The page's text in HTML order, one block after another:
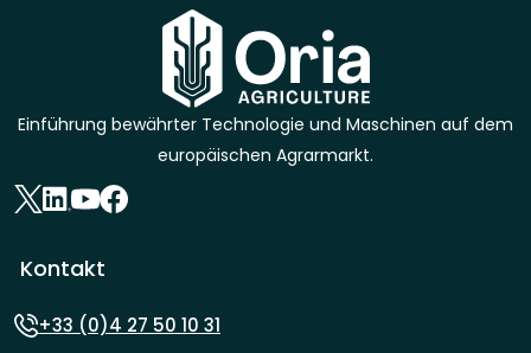
Einführung bewährter Technologie und Maschinen auf dem
europäischen Agrarmarkt.
Kontakt
+33 (0)4 27 50 10 31